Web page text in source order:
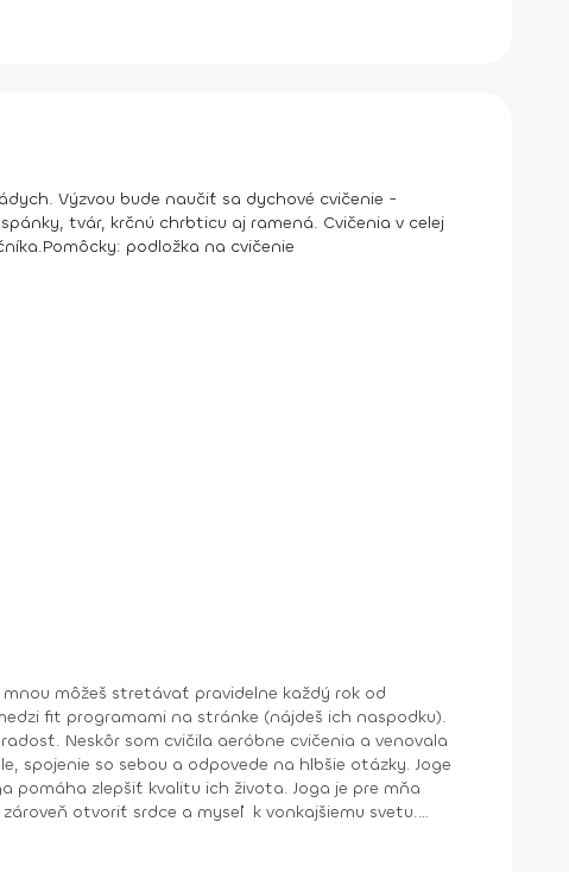
Výzvou bude naučiť sa dychové cvičenie -
tvár, krčnú chrbticu aj ramená. Cvičenia v celej
Pomôcky: podložka na cvičenie
kvalitu ich života. Joga je pre mňa
otvoriť srdce a myseľ k vonkajšiemu svetu.